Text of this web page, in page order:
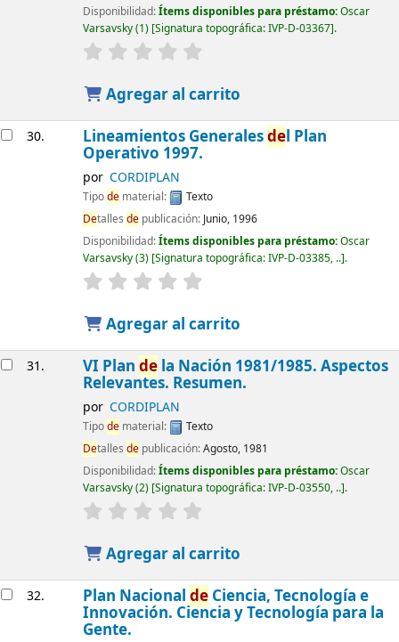
Disponibilidad:Ítems disponibles para préstamo:Oscar
Varsavsky(1) Signatura topográfica:IVP-D-03367 .
Agregar al carrito
30. Lineamientos Generalesdel Plan
Operativo 1997.
por CORDIPLAN
Tipodematerial:
Texto
Detalles depublicación: Junio, 1996
Disponibilidad:Ítems disponibles para préstamo:Oscar
Varsavsky(3) Signatura topográfica:IVP-D-03385, .. .
Agregar al carrito
31. VI Plan dela Nación 1981/1985. Aspectos
Relevantes. Resumen.
por CORDIPLAN
Tipodematerial:
Texto
Detalles depublicación:Agosto, 1981
Disponibilidad:Ítems disponibles para préstamo:Oscar
Varsavsky(2) Signatura topográfica:IVP-D-03550, .. .
Agregar al carrito
32. Plan Nacional deCiencia, Tecnología e
Innovación. Ciencia y Tecnología para la
Gente.